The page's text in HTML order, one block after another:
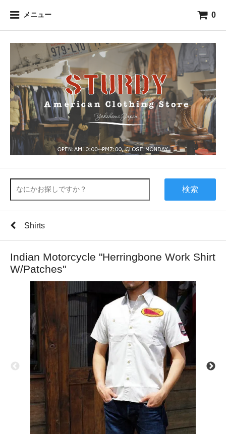
メニュー 0
検索
Shirts
Indian Motorcycle "Herringbone Work Shirt
W/Patches"